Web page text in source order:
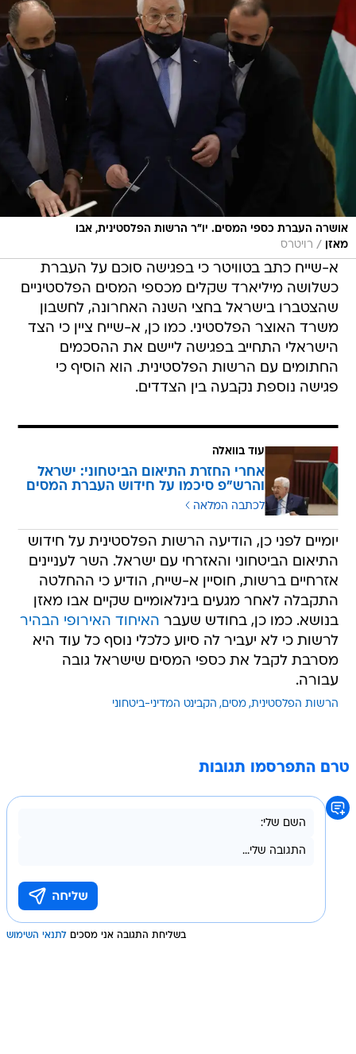
אושרה העברת כספי המסים. יו"ר הרשות הפלסטינית, אבו
מאזן
/ רויטרס
א-שייח כתב בטוויטר כי בפגישה סוכם על העברת
כשלושה מיליארד שקלים מכספי המסים הפלסטיניים
שהצטברו בישראל בחצי השנה האחרונה, לחשבון
משרד האוצר הפלסטיני. כמו כן, א-שייח ציין כי הצד
הישראלי התחייב בפגישה ליישם את ההסכמים
החתומים עם הרשות הפלסטינית. הוא הוסיף כי
פגישה נוספת נקבעה בין הצדדים.
עוד בוואלה
אחרי החזרת התיאום הביטחוני: ישראל
והרש"פ סיכמו על חידוש העברת המסים
לכתבה המלאה
יומיים לפני כן, הודיעה הרשות הפלסטינית על חידוש
התיאום הביטחוני והאזרחי עם ישראל. השר לעניינים
אזרחיים ברשות, חוסיין א-שייח, הודיע כי ההחלטה
התקבלה לאחר מגעים בינלאומיים שקיים אבו מאזן
בנושא. כמו כן, בחודש שעבר האיחוד האירופי הבהיר
לרשות כי לא יעביר לה סיוע כלכלי נוסף כל עוד היא
מסרבת לקבל את כספי המסים שישראל גובה
עבורה.
הרשות הפלסטינית מסים הקבינט המדיני-ביטחוני
טרם התפרסמו תגובות
בשליחת התגובה אני מסכים לתנאי השימוש